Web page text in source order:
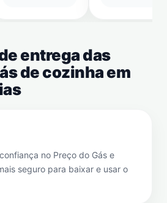
entrega das
de cozinha em
no Preço do Gás e
seguro para baixar e usar o